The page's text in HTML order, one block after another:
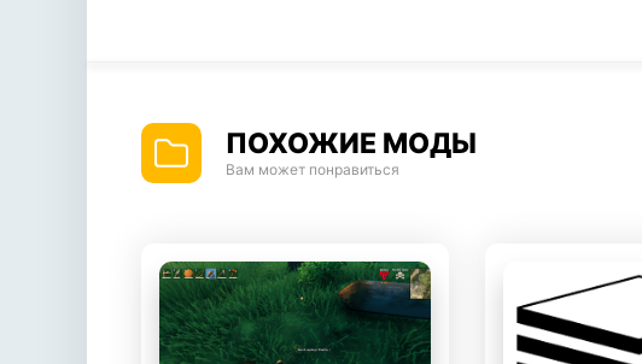
ПОХОЖИЕ МОДЫ
Вам может понравиться